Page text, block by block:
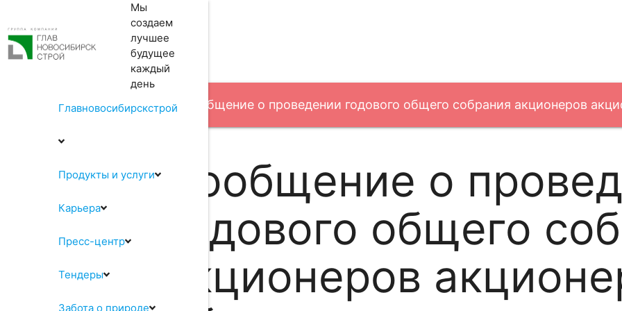
Мы
создаем
лучшее
будущее
каждый
день
Главновосибирскстрой
Продукты и услуги
Карьера
Пресс-центр
Тендеры
Забота о природе
Акционерам Сообщение о проведении годового общего собрания акционеров
Сообщение о
годового общего
акционеров